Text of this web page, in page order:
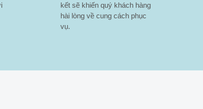
kết sẽ khiến quý khách hàng
hài lòng về cung cách phục
vụ.